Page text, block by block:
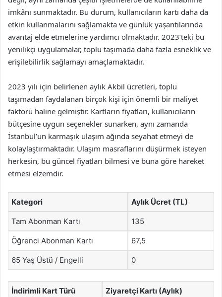
imkânı sunmaktadır. Bu durum, kullanıcıların kartı daha da
etkin kullanmalarını sağlamakta ve günlük yaşantılarında
avantaj elde etmelerine yardımcı olmaktadır. 2023’teki bu
yenilikçi uygulamalar, toplu taşımada daha fazla esneklik ve
erişilebilirlik sağlamayı amaçlamaktadır.
2023 yılı için belirlenen aylık Akbil ücretleri, toplu
taşımadan faydalanan birçok kişi için önemli bir maliyet
faktörü haline gelmiştir. Kartların fiyatları, kullanıcıların
bütçesine uygun seçenekler sunarken, aynı zamanda
İstanbul’un karmaşık ulaşım ağında seyahat etmeyi de
kolaylaştırmaktadır. Ulaşım masraflarını düşürmek isteyen
herkesin, bu güncel fiyatları bilmesi ve buna göre hareket
etmesi elzemdir.
Kategori Aylık Ücret (TL)
Tam Abonman Kartı 135
Öğrenci Abonman Kartı 67,5
65 Yaş Üstü / Engelli 0
İndirimli Kart Türü Ziyaretçi Kartı (Aylık)